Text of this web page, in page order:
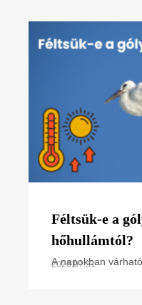
Féltsük-e a
hőhullámtól?
A napokban
2026.07.31